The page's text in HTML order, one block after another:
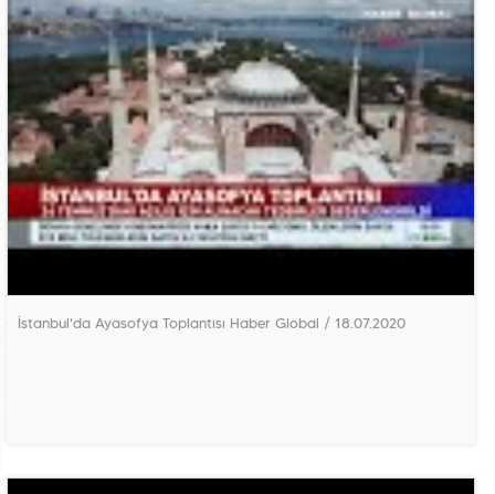
İstanbul'da Ayasofya Toplantısı Haber Global / 18.07.2020